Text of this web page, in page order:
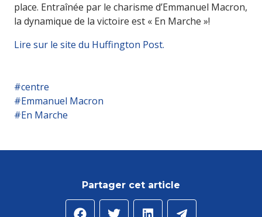
place. Entraînée par le charisme d’Emmanuel Macron,
la dynamique de la victoire est « En Marche »!
Lire sur le site du Huffington Post.
#centre
#Emmanuel Macron
#En Marche
Partager cet article